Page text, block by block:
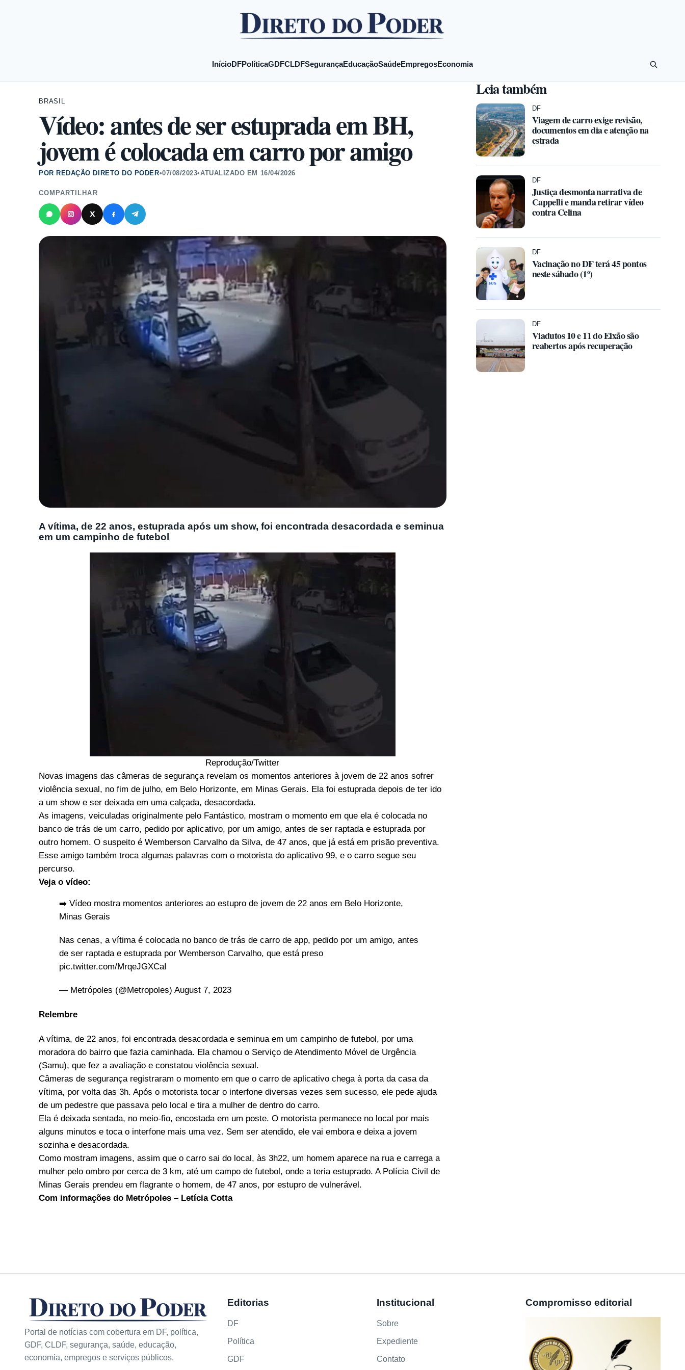
InícioDFPolíticaGDFCLDFSegurançaEducaçãoSaúdeEmpregosEconomia
BRASIL
Vídeo: antes de ser estuprada em BH,
jovem é colocada em carro por amigo
POR REDAÇÃO DIRETO DO PODER•07/08/2023•ATUALIZADO EM 16/04/2026
COMPARTILHAR
A vítima, de 22 anos, estuprada após um show, foi encontrada desacordada e seminua
em um campinho de futebol
Reprodução/Twitter
Novas imagens das câmeras de segurança revelam os momentos anteriores à jovem de 22 anos sofrer
violência sexual, no fim de julho, em Belo Horizonte, em Minas Gerais. Ela foi estuprada depois de ter ido
a um show e ser deixada em uma calçada, desacordada.
As imagens, veiculadas originalmente pelo Fantástico, mostram o momento em que ela é colocada no
banco de trás de um carro, pedido por aplicativo, por um amigo, antes de ser raptada e estuprada por
outro homem. O suspeito é Wemberson Carvalho da Silva, de 47 anos, que já está em prisão preventiva.
Esse amigo também troca algumas palavras com o motorista do aplicativo 99, e o carro segue seu
percurso.
Veja o vídeo:
➡️ Vídeo mostra momentos anteriores ao estupro de jovem de 22 anos em Belo Horizonte,
Minas Gerais
Nas cenas, a vítima é colocada no banco de trás de carro de app, pedido por um amigo, antes
de ser raptada e estuprada por Wemberson Carvalho, que está preso
pic.twitter.com/MrqeJGXCaI
— Metrópoles (@Metropoles) August 7, 2023
Relembre
A vítima, de 22 anos, foi encontrada desacordada e seminua em um campinho de futebol, por uma
moradora do bairro que fazia caminhada. Ela chamou o Serviço de Atendimento Móvel de Urgência
(Samu), que fez a avaliação e constatou violência sexual.
Câmeras de segurança registraram o momento em que o carro de aplicativo chega à porta da casa da
vítima, por volta das 3h. Após o motorista tocar o interfone diversas vezes sem sucesso, ele pede ajuda
de um pedestre que passava pelo local e tira a mulher de dentro do carro.
Ela é deixada sentada, no meio-fio, encostada em um poste. O motorista permanece no local por mais
alguns minutos e toca o interfone mais uma vez. Sem ser atendido, ele vai embora e deixa a jovem
sozinha e desacordada.
Como mostram imagens, assim que o carro sai do local, às 3h22, um homem aparece na rua e carrega a
mulher pelo ombro por cerca de 3 km, até um campo de futebol, onde a teria estuprado. A Polícia Civil de
Minas Gerais prendeu em flagrante o homem, de 47 anos, por estupro de vulnerável.
Com informações do Metrópoles – Letícia Cotta
Leia também
DF
Viagem de carro exige revisão,
documentos em dia e atenção na
estrada
DF
Justiça desmonta narrativa de
Cappelli e manda retirar vídeo
contra Celina
DF
Vacinação no DF terá 45 pontos
neste sábado (1º)
DF
Viadutos 10 e 11 do Eixão são
reabertos após recuperação
Portal de notícias com cobertura em DF, política,
GDF, CLDF, segurança, saúde, educação,
economia, empregos e serviços públicos.
Editorias
DF
Política
GDF
Institucional
Sobre
Expediente
Contato
Compromisso editorial